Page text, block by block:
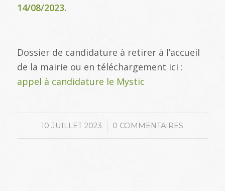
14/08/2023.
Dossier de candidature à retirer à l’accueil
de la mairie ou en téléchargement ici :
appel à candidature le Mystic
10 JUILLET 2023
/ 0 COMMENTAIRES